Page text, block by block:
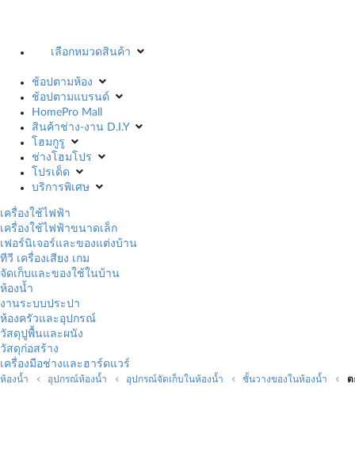
เลือกหมวดสินค้า
ช้อปตามห้อง
ช้อปตามแบรนด์
HomePro Mall
สินค้าช่าง-งาน D.I.Y
โฮมกูรู
ช่างโฮมโปร
โปรเด็ด
บริการพิเศษ
เครื่องใช้ไฟฟ้า
เครื่องใช้ไฟฟ้าขนาดเล็ก
เฟอร์นิเจอร์และของแต่งบ้าน
ทีวี เครื่องเสียง เกม
จัดเก็บและของใช้ในบ้าน
ห้องน้ำ
งานระบบประปา
ห้องครัวและอุปกรณ์
วัสดุปูพื้นและผนัง
วัสดุก่อสร้าง
เครื่องมือช่างและฮาร์ดแวร์
ห้องน้ำ อุปกรณ์ห้องน้ำ อุปกรณ์จัดเก็บในห้องน้ำ ชั้นวางของในห้องน้ำ ต